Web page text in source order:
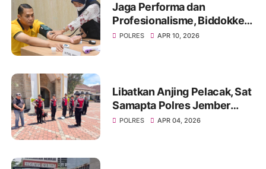
Jaga Performa dan
Profesionalisme, Biddokkes
Polda Jatim Gelar Rikes
POLRES APR 10, 2026
Libatkan Anjing Pelacak, Sat
Samapta Polres Jember
Sterilisasi Gereja Jelang
POLRES APR 04, 2026